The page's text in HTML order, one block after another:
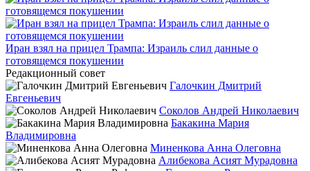
Иран взял на прицел Трампа: Израиль слил данные о
готовящемся покушении
Редакционный совет
Галочкин Дмитрий
Евгеньевич
Соколов Андрей Николаевич
Бакакина Мария
Владимировна
Миненкова Анна Олеговна
Алибекова Асият Мурадовна